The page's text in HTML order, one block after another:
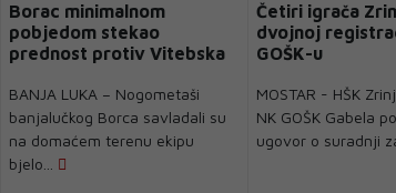
Borac minimalnom
pobjedom stekao
prednost protiv Vitebska
BANJA LUKA – Nogometaši
banjalučkog Borca savladali su
na domaćem terenu ekipu
bjelo...
Četiri igrača
dvojnoj
GOŠK-u
MOSTAR - HŠK
NK GOŠK Gabela
ugovor o suradnji